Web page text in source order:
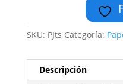
SKU: PJts Categoría:
Descripción